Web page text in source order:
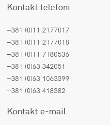
Kontakt telefoni
+381 (0)11 2177017
+381 (0)11 2177018
+381 (0)11 7180536
+381 (0)63 342051
+381 (0)63 1063399
+381 (0)63 418382
Kontakt e-mail